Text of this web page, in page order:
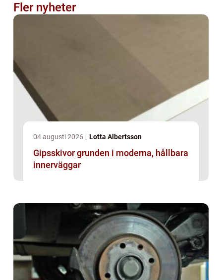
Fler nyheter
04 augusti 2026 Lotta Albertsson
Gipsskivor grunden i moderna, hållbara
innerväggar